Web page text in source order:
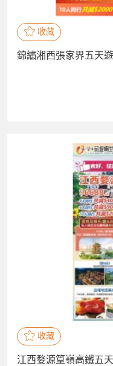
收藏
錦繡湘西張家界五天遊
收藏
江西婺源篁嶺高鐵五